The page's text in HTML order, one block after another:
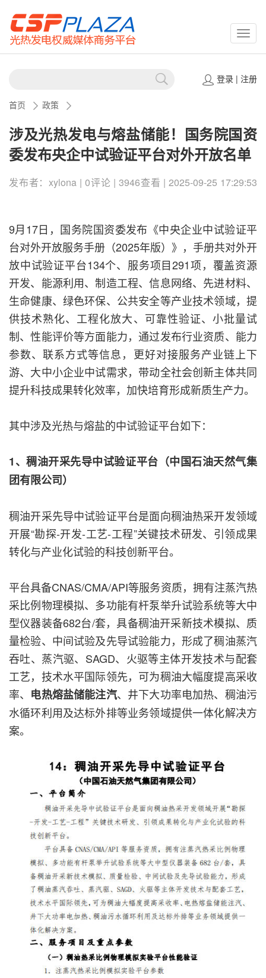
登录| 注册
首页 政策
涉及光热发电与熔盐储能！国务院国资
委发布央企中试验证平台对外开放名单
发布者：xylona | 0评论 | 3946查看 | 2025-09-25 17:29:53
9月17日，国务院国资委发布《中央企业中试验证平
台对外开放服务手册（2025年版）》，手册共对外开
放中试验证平台134个、服务项目291项，覆盖资源
开发、能源利用、制造工程、信息网络、先进材料、
生命健康、绿色环保、公共安全等产业技术领域，提
供技术熟化、工程化放大、可靠性验证、小批量试
制、性能评价等方面能力，通过发布行业资质、能力
参数、联系方式等信息，更好对接服务产业链上下
游、大中小企业中试需求，带动全社会创新主体共同
提升科技成果转化效率，加快培育形成新质生产力。
其中涉及光热与熔盐的中试验证平台如下：
1、稠油开采先导中试验证平台（中国石油天然气集
团有限公司）
稠油开采先导中试验证平台是面向稠油热采开发领域
开展“勘探-开发-工艺-工程”关键技术研发、引领成果
转化与产业化试验的科技创新平台。
平台具备CNAS/CMA/API等服务资质，拥有注蒸汽热
采比例物理模拟、多功能有杆泵举升试验系统等大中
型仪器装备682台/套，具备稠油开采新技术模拟、质
量检验、中间试验及先导试验能力，形成了稠油蒸汽
吞吐、蒸汽驱、SAGD、火驱等主体开发技术与配套
工艺，技术水平国际领先，可为稠油大幅度提高采收
率、 电热熔盐储能注汽、井下大功率电加热、稠油污
水循环利用及达标外排等业务领域提供一体化解决方
案。